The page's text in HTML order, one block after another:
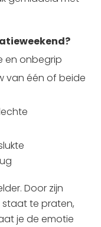
en onbegrip
van één of beide
Door zijn
staat te praten,
je de emotie